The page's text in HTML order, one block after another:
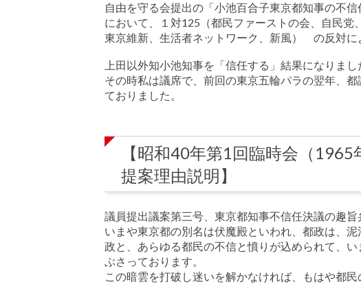
自由を守る会提出の「小池百合子東京都知事の不
において、１対125（都民ファーストの会、自民党
東京維新、生活者ネットワーク、新風） の反対に
上田以外知小池知事を「信任する」結果になりまし
その時私は議席で、前回の東京五輪パラの翌年、
ておりました。
【昭和40年第1回臨時会（
提案理由説明】
議員提出議案第三号、東京都知事不信任決議の趣旨
いまや東京都の別名は伏魔殿といわれ、都政は、
政と、あらゆる都民の不信と憤りが込められて、
ぶさっております。
この暗雲を打破し迷いを解かなければ、もはや都